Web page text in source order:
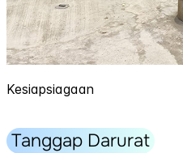
Kesiapsiagaan
Tanggap Darurat